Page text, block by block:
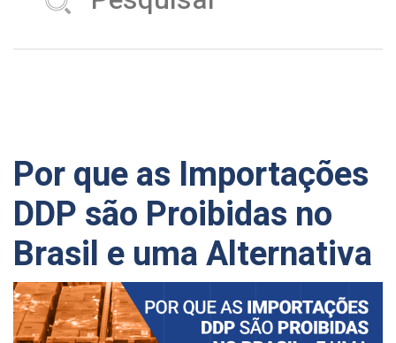
Por que as Importações
DDP são Proibidas no
Brasil e uma Alternativa